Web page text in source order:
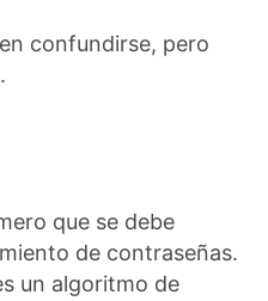
confundirse, pero
que se debe
de contraseñas.
un algoritmo de